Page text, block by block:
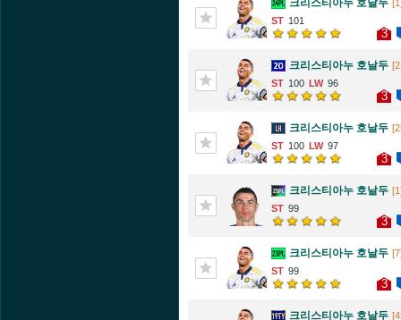
101
3
크리스티아누 호날두
100
96
3
크리스티아누 호날두
100
97
3
크리스티아누 호날두
99
3
크리스티아누 호날두
99
3
크리스티아누 호날두